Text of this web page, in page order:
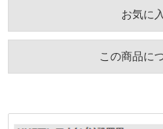
お気に
この商品に